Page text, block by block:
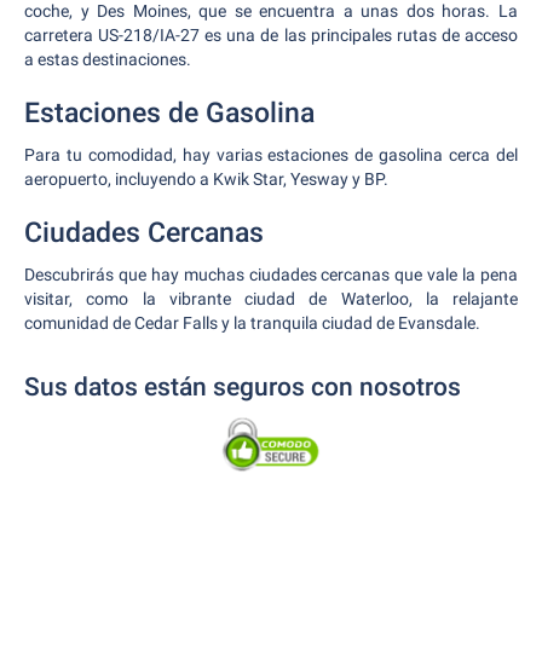
coche, y Des Moines, que se encuentra a unas dos horas. La
carretera US-218/IA-27 es una de las principales rutas de acceso
a estas destinaciones.
Estaciones de Gasolina
Para tu comodidad, hay varias estaciones de gasolina cerca del
aeropuerto, incluyendo a Kwik Star, Yesway y BP.
Ciudades Cercanas
Descubrirás que hay muchas ciudades cercanas que vale la pena
visitar, como la vibrante ciudad de Waterloo, la relajante
comunidad de Cedar Falls y la tranquila ciudad de Evansdale.
Sus datos están seguros con nosotros